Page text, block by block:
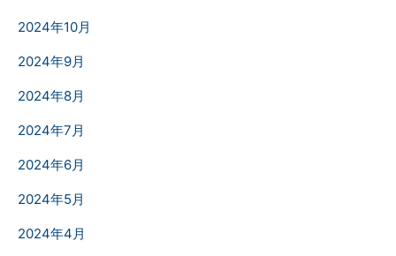
2024年10月
2024年9月
2024年8月
2024年7月
2024年6月
2024年5月
2024年4月